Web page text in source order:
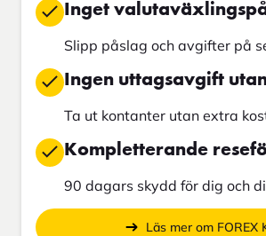
Inget
Slipp påslag och avgifter på
Ingen uttagsavgift
Ta ut kontanter utan extra
Kompletterande
90 dagars skydd för dig och
Läs mer om FOREX